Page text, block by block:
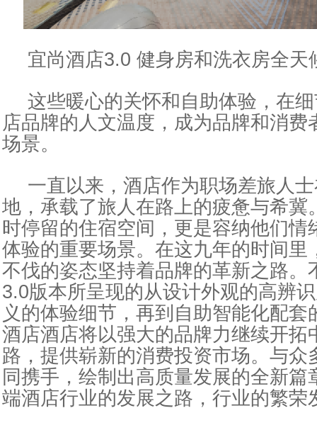
宜尚酒店3.0 健身房和洗衣房全天
这些暖心的关怀和自助体验，在
店品牌的人文温度，成为品牌和消费
场景。
一直以来，酒店作为职场差旅人
地，承载了旅人在路上的疲惫与希冀
时停留的住宿空间，更是容纳他们情
体验的重要场景。在这九年的时间里
不伐的姿态坚持着品牌的革新之路。
3.0版本所呈现的从设计外观的高辨
义的体验细节，再到自助智能化配套
酒店酒店将以强大的品牌力继续开拓
路，提供崭新的消费投资市场。与众
同携手，绘制出高质量发展的全新篇
端酒店行业的发展之路，行业的繁荣